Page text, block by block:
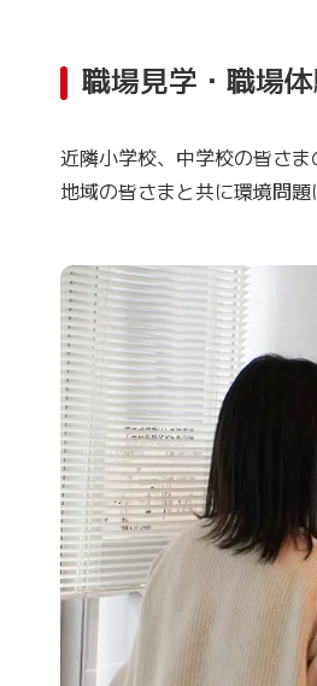
職場見学・職場
近隣小学校、中学校の皆さ
地域の皆さまと共に環境問